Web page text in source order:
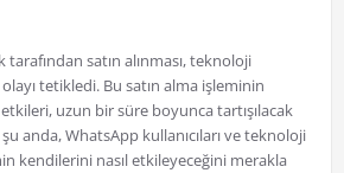
satın alınması, teknoloji
tetikledi. Bu satın alma işleminin
uzun bir süre boyunca tartışılacak
anda, WhatsApp kullanıcıları ve teknoloji
kendilerini nasıl etkileyeceğini merakla